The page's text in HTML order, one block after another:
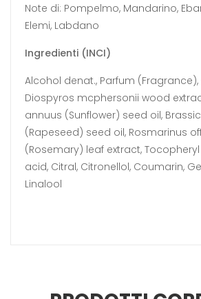
Note di: Pompelmo, Mandarino,
Elemi, Labdano
Ingredienti (INCI)
Alcohol denat., Parfum
Diospyros mcphersonii wood
annuus (Sunflower) seed oil,
(Rapeseed) seed oil, Rosmarinus
(Rosemary) leaf extract,
acid, Citral, Citronellol, Coumarin,
Linalool